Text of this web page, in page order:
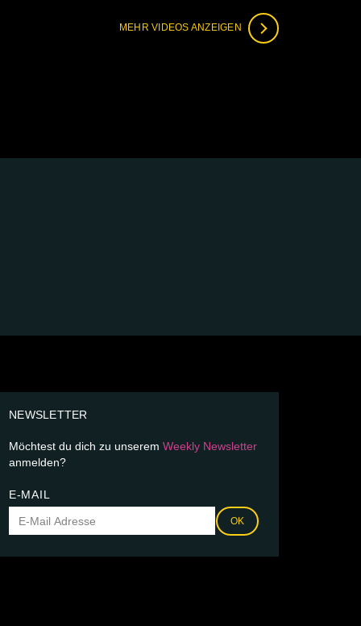
MEHR VIDEOS ANZEIGEN
NEWSLETTER
Möchtest du dich zu unserem Weekly Newsletter
anmelden?
E-MAIL
OK